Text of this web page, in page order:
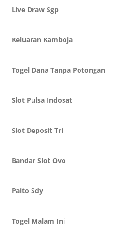
Live Draw Sgp
Keluaran Kamboja
Togel Dana Tanpa Potongan
Slot Pulsa Indosat
Slot Deposit Tri
Bandar Slot Ovo
Paito Sdy
Togel Malam Ini